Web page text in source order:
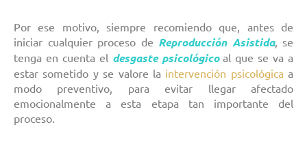
Por ese motivo, siempre recomiendo que, antes de
iniciar cualquier proceso de Reproducción Asistida, se
tenga en cuenta el desgaste psicológicoal que se va a
estar sometido y se valore la intervención psicológicaa
modo preventivo, para evitar llegar afectado
emocionalmente a esta etapa tan importante del
proceso.